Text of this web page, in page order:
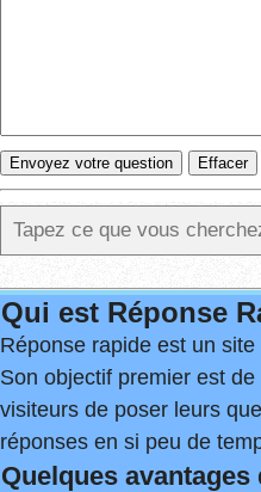
Qui est Réponse
Réponse rapide est un
Son objectif premier est
visiteurs de poser leurs
réponses en si peu de
Quelques